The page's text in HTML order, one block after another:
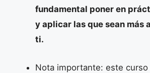
fundamental poner en
y aplicar las que sean más
ti.
Nota importante: este